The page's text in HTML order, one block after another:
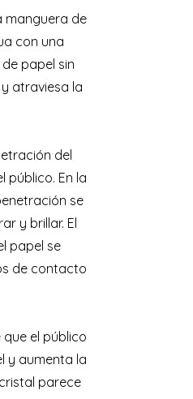
manguera de
con una
papel sin
atraviesa la
del
público. En la
se
y brillar. El
papel se
de contacto
el público
y aumenta la
parece